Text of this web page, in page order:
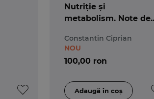
Nutriție și
metabolism. Note de
Constantin Ciprian
100,00 ron
NOU